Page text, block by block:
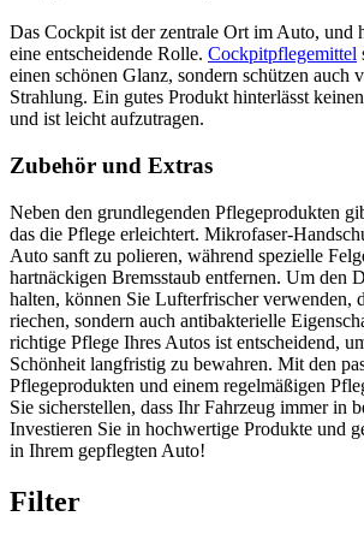
Das Cockpit ist der zentrale Ort im Auto, und
eine entscheidende Rolle. Cockpitpflegemittel
einen schönen Glanz, sondern schützen auch
Strahlung. Ein gutes Produkt hinterlässt
und ist leicht aufzutragen.
Zubehör und Extras
Neben den grundlegenden Pflegeprodukten
das die Pflege erleichtert. Mikrofaser-
Auto sanft zu polieren, während spezielle
hartnäckigen Bremsstaub entfernen. Um den
halten, können Sie Lufterfrischer verwenden,
riechen, sondern auch antibakterielle
richtige Pflege Ihres Autos ist entscheidend,
Schönheit langfristig zu bewahren. Mit den
Pflegeprodukten und einem regelmäßigen
Sie sicherstellen, dass Ihr Fahrzeug immer in
Investieren Sie in hochwertige Produkte und
in Ihrem gepflegten Auto!
Filter